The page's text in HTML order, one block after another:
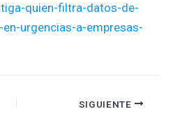
quien-filtra-datos-de-
urgencias-a-empresas-
SIGUIENTE